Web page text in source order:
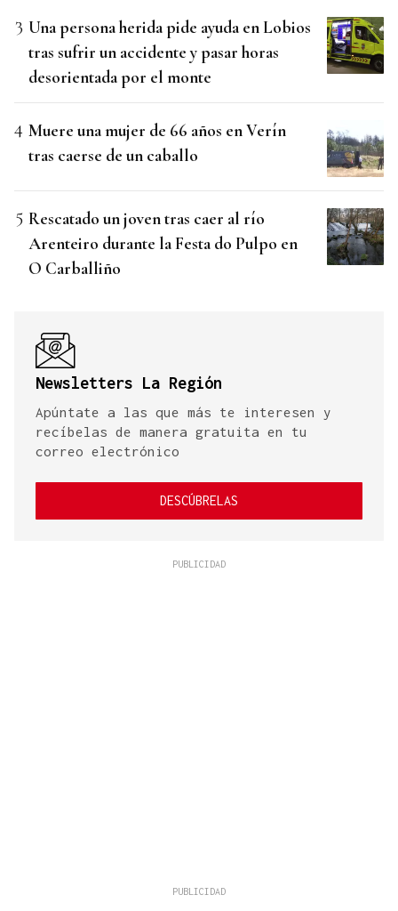
Una persona herida pide ayuda en Lobios
tras sufrir un accidente y pasar horas
desorientada por el monte
Muere una mujer de 66 años en Verín
tras caerse de un caballo
Rescatado un joven tras caer al río
Arenteiro durante la Festa do Pulpo en
O Carballiño
Newsletters La Región
Apúntate a las que más te interesen y
recíbelas de manera gratuita en tu
correo electrónico
DESCÚBRELAS